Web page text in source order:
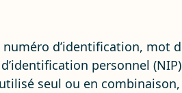
d’identification, mot
personnel
seul ou en